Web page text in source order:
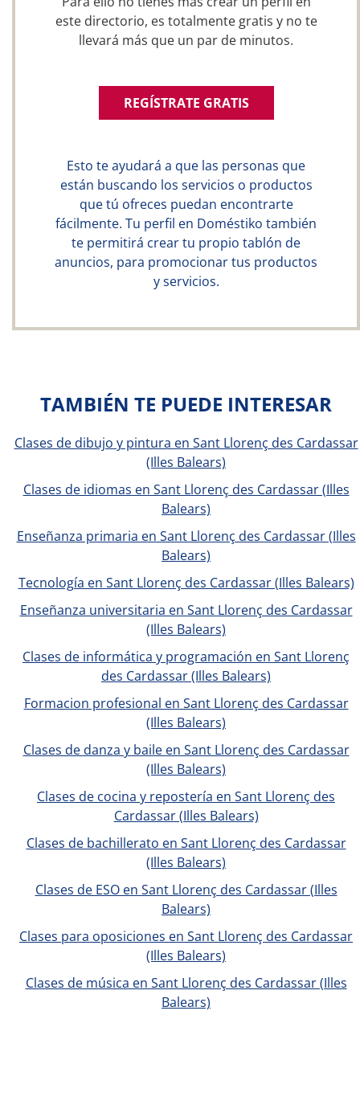
este directorio, es totalmente gratis y no te
llevará más que un par de minutos.
REGÍSTRATE GRATIS
Esto te ayudará a que las personas que
están buscando los servicios o productos
que tú ofreces puedan encontrarte
fácilmente. Tu perfil en Doméstiko también
te permitirá crear tu propio tablón de
anuncios, para promocionar tus productos
y servicios.
TAMBIÉN TE PUEDE INTERESAR
Clases de dibujo y pintura en Sant Llorenç des Cardassar
(Illes Balears)
Clases de idiomas en Sant Llorenç des Cardassar (Illes
Balears)
Enseñanza primaria en Sant Llorenç des Cardassar (Illes
Balears)
Tecnología en Sant Llorenç des Cardassar (Illes Balears)
Enseñanza universitaria en Sant Llorenç des Cardassar
(Illes Balears)
Clases de informática y programación en Sant Llorenç
des Cardassar (Illes Balears)
Formacion profesional en Sant Llorenç des Cardassar
(Illes Balears)
Clases de danza y baile en Sant Llorenç des Cardassar
(Illes Balears)
Clases de cocina y repostería en Sant Llorenç des
Cardassar (Illes Balears)
Clases de bachillerato en Sant Llorenç des Cardassar
(Illes Balears)
Clases de ESO en Sant Llorenç des Cardassar (Illes
Balears)
Clases para oposiciones en Sant Llorenç des Cardassar
(Illes Balears)
Clases de música en Sant Llorenç des Cardassar (Illes
Balears)